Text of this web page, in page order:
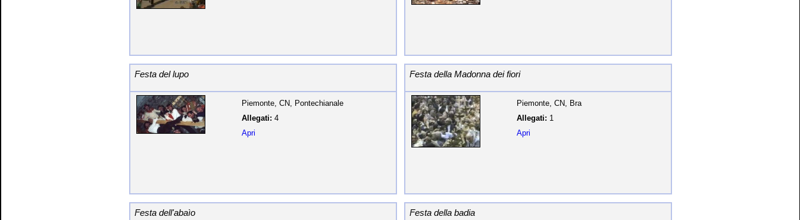
Festa del lupo
Piemonte, CN, Pontechianale
Allegati: 4
Apri
Festa della Madonna dei fiori
Piemonte, CN, Bra
Allegati: 1
Apri
Festa dell'abaìo Festa della badia